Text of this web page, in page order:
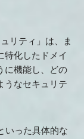
リティ」は、ま
特化したドメイ
に機能し、どの
うなセキュリテ
いった具体的な